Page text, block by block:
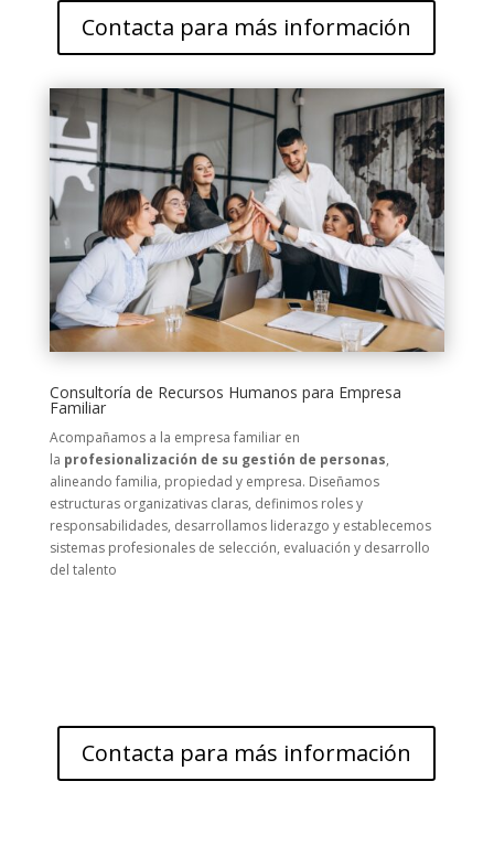
Contacta para más información
Consultoría de Recursos Humanos para Empresa
Familiar
Acompañamos a la empresa familiar en
la profesionalización de su gestión de personas,
alineando familia, propiedad y empresa. Diseñamos
estructuras organizativas claras, definimos roles y
responsabilidades, desarrollamos liderazgo y establecemos
sistemas profesionales de selección, evaluación y desarrollo
del talento
Contacta para más información